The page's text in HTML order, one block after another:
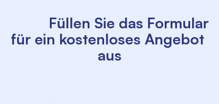
für ein kostenloses Angebot
aus